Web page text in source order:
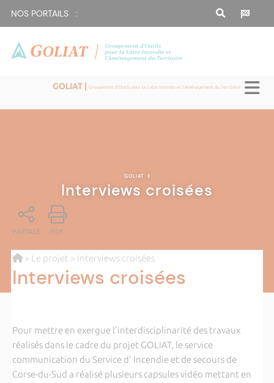
NOS PORTAILS :
GOLIAT |Groupement d'Outils pour la Lutte Incendie et l'Aménagement du Territoire
GOLIAT |
Interviews croisées
PARTAGE PDF
> Le projet > Interviews croisées
Interviews croisées
Pour mettre en exergue l'interdisciplinarité des travaux
réalisés dans le cadre du projet GOLIAT, le service
communication du Service d' Incendie et de secours de
Corse-du-Sud a réalisé plusieurs capsules vidéo mettant en